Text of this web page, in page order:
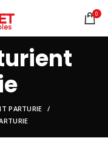
0
PARTURIE